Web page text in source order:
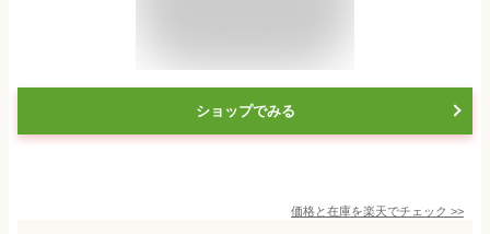
ショップでみる
価格と在庫を楽天でチェック >>